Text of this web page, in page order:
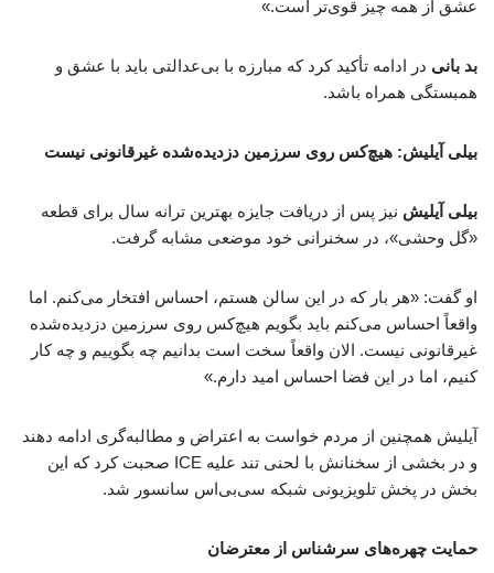
عشق از همه چیز قوی‌تر است.»
بد بانی در ادامه تأکید کرد که مبارزه با بی‌عدالتی باید با عشق و
همبستگی همراه باشد.
بیلی آیلیش: هیچ‌کس روی سرزمین دزدیده‌شده غیرقانونی نیست
بیلی آیلیش نیز پس از دریافت جایزه بهترین ترانه سال برای قطعه
«گل وحشی»، در سخنرانی خود موضعی مشابه گرفت.
او گفت: «هر بار که در این سالن هستم، احساس افتخار می‌کنم. اما
واقعاً احساس می‌کنم باید بگویم هیچ‌کس روی سرزمین دزدیده‌شده
غیرقانونی نیست. الان واقعاً سخت است بدانیم چه بگوییم و چه کار
کنیم، اما در این فضا احساس امید دارم.»
آیلیش همچنین از مردم خواست به اعتراض و مطالبه‌گری ادامه دهند
و در بخشی از سخنانش با لحنی تند علیه ICE صحبت کرد که این
بخش در پخش تلویزیونی شبکه سی‌بی‌اس سانسور شد.
حمایت چهره‌های سرشناس از معترضان